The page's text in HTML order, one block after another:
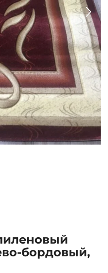
бордовый,